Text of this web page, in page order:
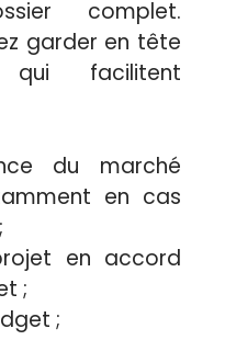
complet.
garder en tête
qui facilitent
du marché
en cas
en accord
;
;